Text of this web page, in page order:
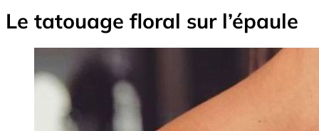
Le tatouage floral sur l’épaule